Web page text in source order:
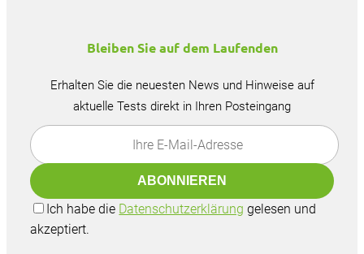
Bleiben Sie auf dem Laufenden
Erhalten Sie die neuesten News und Hinweise auf
aktuelle Tests direkt in Ihren Posteingang
Ich habe die Datenschutzerklärung gelesen und
akzeptiert.